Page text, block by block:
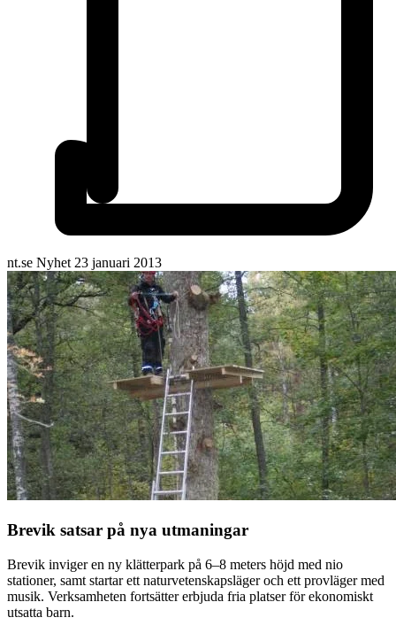
nt.se Nyhet 23 januari 2013
Brevik satsar på nya utmaningar
Brevik inviger en ny klätterpark på 6–8 meters höjd med nio
stationer, samt startar ett naturvetenskapsläger och ett provläger med
musik. Verksamheten fortsätter erbjuda fria platser för ekonomiskt
utsatta barn.